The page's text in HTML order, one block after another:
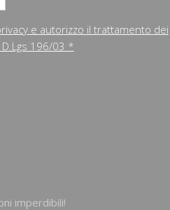
e autorizzo il trattamento dei
196/03 *
imperdibili!